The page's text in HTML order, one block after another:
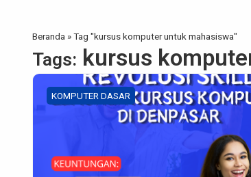
Beranda »Tag "kursus komputer untuk mahasiswa"
Tags: kursus
KOMPUTER DASAR